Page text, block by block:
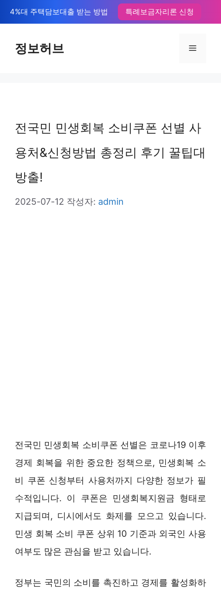
텐
4%대 주택담보대출 받는 방법 특례보금자리론 신청
정보허브 메
전국민 민생회복 소비쿠폰 선별 사
용처&신청방법 총정리 후기 꿀팁대
방출!
2025-07-12 작성자: admin
전국민 민생회복 소비쿠폰 선별은 코로나19 이후
경제 회복을 위한 중요한 정책으로, 민생회복 소
비 쿠폰 신청부터 사용처까지 다양한 정보가 필
수적입니다. 이 쿠폰은 민생회복지원금 형태로
지급되며, 디시에서도 화제를 모으고 있습니다.
민생 회복 소비 쿠폰 상위 10 기준과 외국인 사용
여부도 많은 관심을 받고 있습니다.
정부는 국민의 소비를 촉진하고 경제를 활성화하